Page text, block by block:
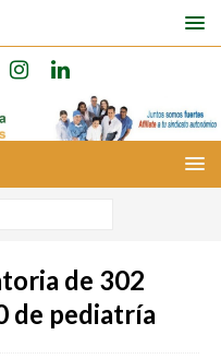
de 302
de pediatría